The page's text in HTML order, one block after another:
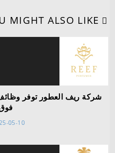
MIGHT ALSO LIKE
شركة ريف العطور توفر وظائف
05-10